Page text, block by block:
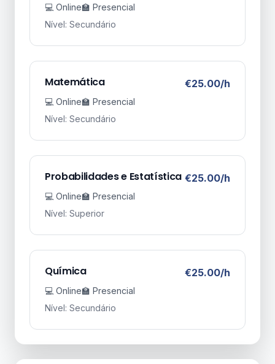
💻 Online🏫 Presencial
Nível: Secundário
Matemática €25.00/h
💻 Online🏫 Presencial
Nível: Secundário
Probabilidades e Estatística €25.00/h
💻 Online🏫 Presencial
Nível: Superior
Química €25.00/h
💻 Online🏫 Presencial
Nível: Secundário